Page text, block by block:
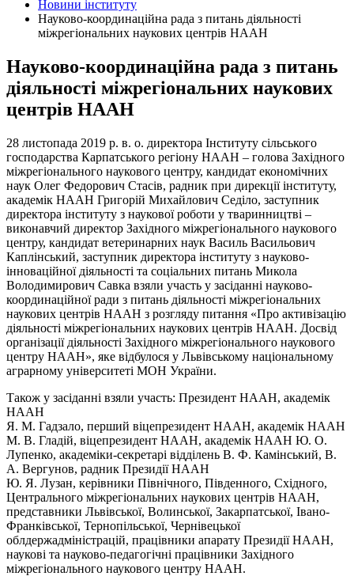
Новини інституту
Науково-координаційна рада з питань діяльності
міжрегіональних наукових центрів НААН
Науково-координаційна рада з питань
діяльності міжрегіональних наукових
центрів НААН
28 листопада 2019 р. в. о. директора Інституту сільського
господарства Карпатського регіону НААН – голова Західного
міжрегіонального наукового центру, кандидат економічних
наук Олег Федорович Стасів, радник при дирекції інституту,
академік НААН Григорій Михайлович Седіло, заступник
директора інституту з наукової роботи у тваринництві –
виконавчий директор Західного міжрегіонального наукового
центру, кандидат ветеринарних наук Василь Васильович
Каплінський, заступник директора інституту з науково-
інноваційної діяльності та соціальних питань Микола
Володимирович Савка взяли участь у засіданні науково-
координаційної ради з питань діяльності міжрегіональних
наукових центрів НААН з розгляду питання «Про активізацію
діяльності міжрегіональних наукових центрів НААН. Досвід
організації діяльності Західного міжрегіонального наукового
центру НААН», яке відбулося у Львівському національному
аграрному університеті МОН України.
Також у засіданні взяли участь: Президент НААН, академік
НААН
Я. М. Гадзало, перший віцепрезидент НААН, академік НААН
М. В. Гладій, віцепрезидент НААН, академік НААН Ю. О.
Лупенко, академіки-секретарі відділень В. Ф. Камінський, В.
А. Вергунов, радник Президії НААН
Ю. Я. Лузан, керівники Північного, Південного, Східного,
Центрального міжрегіональних наукових центрів НААН,
представники Львівської, Волинської, Закарпатської, Івано-
Франківської, Тернопільської, Чернівецької
облдержадміністрацій, працівники апарату Президії НААН,
наукові та науково-педагогічні працівники Західного
міжрегіонального наукового центру НААН.